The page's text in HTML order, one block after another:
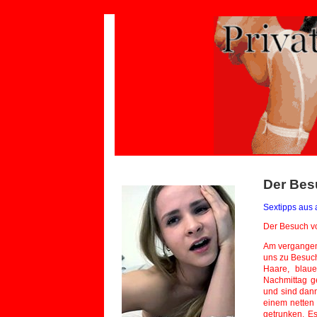
Der
Sextipps aus
Der Besuch
Am vergangenen Wochenende kam mal wieder die beste Freundin meiner Frau zu uns zu Besuch. Sie heißt Andrea, ist 26 Jahre alt, hat (tolle) schulterlange rotblonde Haare, blaue Augen und auch sonst einen passablen Body. Sie ist gegen Nachmittag gekommen. Wir haben dann alle drei gemeinsam Kaffee getrunken und sind dann noch ein wenig in die Stadt gegangen. Gegen Abend gingen wir in einem netten Restaurant essen. Dabei wurde auch sehr guter und sehr viel Wein getrunken. Es war so gegen 23 Uhr, wir zahlten und ließen uns von einem Taxi nach Hause fahren. Dort angekommen, richtete meine Frau ihrer Freundin ein Nachtlager auf der Couch im Wohnzimmer her. Ich bin gleich ins Bad gegangen und habe mich fürs Bett fertig gemacht. Dann bin ich ins Schlafzimmer gegangen und habe mich schon ins Bett gelegt. Als meine Frau herein kam, war ich schon am einschlafen und murmelte nur noch ein müdes „Gute Nacht“. Der viele Wein hat da sicher einen großen Anteil dran gehabt. Denn sonst hätte ich es jetzt bestimmt noch mit meiner Frau getrieben. Ich wachte auf und mußte erst einmal einen Augenblick überlegen. Da fiel mir der vergangene Abend wieder ein und das wir ja Besuch hatten. Ich schaute auf die Uhr. Es war 3:15 Uhr. Ich stand auf und ging ins Bad. Dann dachte ich mir, dass ich eigentlich mal schauen könnte, was Andrea jetzt macht. Ich ging also ins Wohnzimmer. Sie lag auf der Couch und schlief. Sie atmete ganz ruhig. Ich ging zu ihr hin und kniete mich vor sie auf den Teppich. Die Decke, mit der sie sich zugedeckt hatte, war runter gerutscht und bedeckte ihren Körper nur noch ab